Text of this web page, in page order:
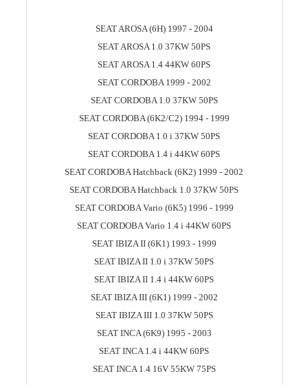
SEAT AROSA (6H) 1997 - 2004
SEAT AROSA 1.0 37KW 50PS
SEAT AROSA 1.4 44KW 60PS
SEAT CORDOBA 1999 - 2002
SEAT CORDOBA 1.0 37KW 50PS
SEAT CORDOBA (6K2/C2) 1994 - 1999
SEAT CORDOBA 1.0 i 37KW 50PS
SEAT CORDOBA 1.4 i 44KW 60PS
SEAT CORDOBA Hatchback (6K2) 1999 - 2002
SEAT CORDOBA Hatchback 1.0 37KW 50PS
SEAT CORDOBA Vario (6K5) 1996 - 1999
SEAT CORDOBA Vario 1.4 i 44KW 60PS
SEAT IBIZA II (6K1) 1993 - 1999
SEAT IBIZA II 1.0 i 37KW 50PS
SEAT IBIZA II 1.4 i 44KW 60PS
SEAT IBIZA III (6K1) 1999 - 2002
SEAT IBIZA III 1.0 37KW 50PS
SEAT INCA (6K9) 1995 - 2003
SEAT INCA 1.4 i 44KW 60PS
SEAT INCA 1.4 16V 55KW 75PS